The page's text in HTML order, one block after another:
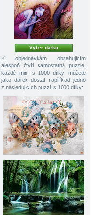
Výběr dárku
K objednávkám obsahujícím
alespoň čtyři samostatná puzzle,
každé min. s 1000 dílky, můžete
jako dárek dostat například jedno
z následujících puzzlí s 1000 dílky: